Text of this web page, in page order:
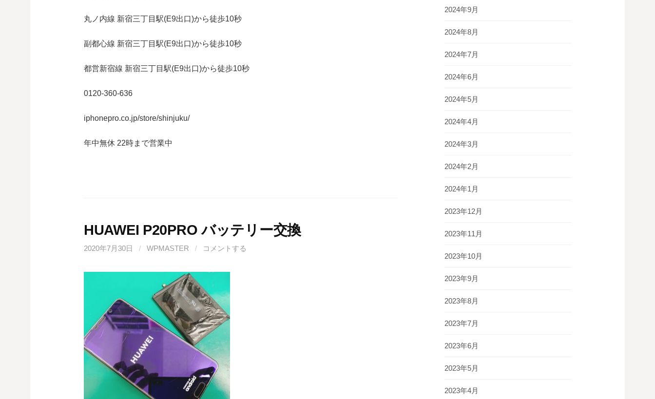
丸ノ内線 新宿三丁目駅(E9出口)から徒歩10秒
副都心線 新宿三丁目駅(E9出口)から徒歩10秒
都営新宿線 新宿三丁目駅(E9出口)から徒歩10秒
0120-360-636
iphonepro.co.jp/store/shinjuku/
年中無休 22時まで営業中
HUAWEI P20PRO バッテリー交換
2020年7月30日 / WPMASTER / コメントする
2024年9月
2024年8月
2024年7月
2024年6月
2024年5月
2024年4月
2024年3月
2024年2月
2024年1月
2023年12月
2023年11月
2023年10月
2023年9月
2023年8月
2023年7月
2023年6月
2023年5月
2023年4月